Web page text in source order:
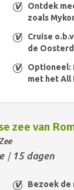
Ontdek
zoals
Cruise
de
Optioneel:
met het All
zee van
/ 15 dagen
Bezoek de